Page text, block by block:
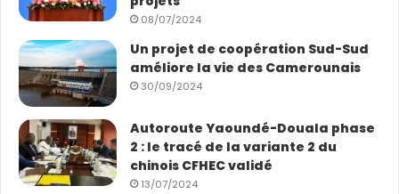
08/07/2024
Un projet de coopération Sud-Sud
améliore la vie des Camerounais
30/09/2024
Autoroute Yaoundé-Douala phase
2 : le tracé de la variante 2 du
chinois CFHEC validé
13/07/2024